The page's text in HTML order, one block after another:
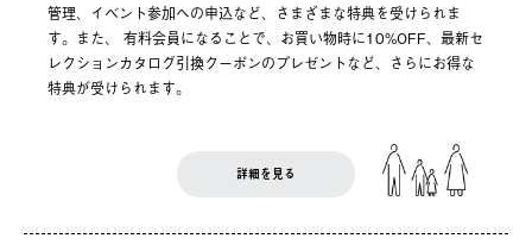
管理、イベント参加への申込など、さまざまな特典を受けられま
す。また、 有料会員になることで、お買い物時に10%OFF、最新セ
レクションカタログ引換クーポンのプレゼントなど、さらにお得な
特典が受けられます。
詳細を見る